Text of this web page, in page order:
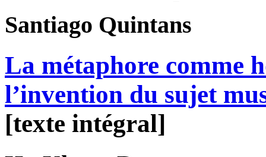
Santiago Quintans
La métaphore comme
l’invention du sujet
[texte intégral]